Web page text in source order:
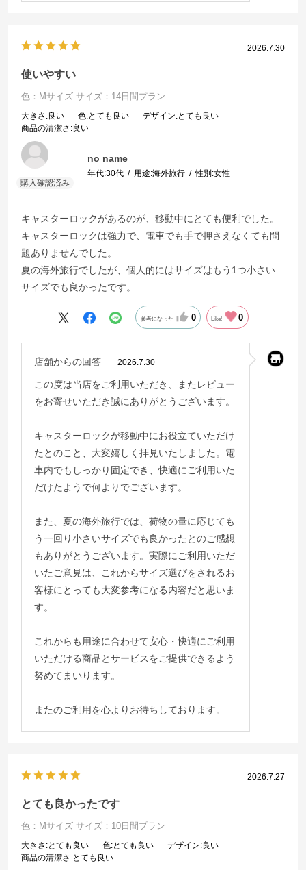
2026.7.30
使いやすい
色：Mサイズ サイズ：14日間プラン
大きさ :良い 色:とても良い デザイン:とても良い
商品の清潔さ :良い
no name
年代:30代 用途:海外旅行 性別:女性
キャスターロックがあるのが、移動中にとても便利でした。
キャスターロックは強力で、電車でも手で押さえなくても問
題ありませんでした。
夏の海外旅行でしたが、個人的にはサイズはもう1つ小さい
サイズでも良かったです。
参考になった 0 Like! 0
店舗からの回答 2026.7.30
この度は当店をご利用いただき、またレビュー
をお寄せいただき誠にありがとうございます。
キャスターロックが移動中にお役立ていただけ
たとのこと、大変嬉しく拝見いたしました。電
車内でもしっかり固定でき、快適にご利用いた
だけたようで何よりでございます。
また、夏の海外旅行では、荷物の量に応じても
う一回り小さいサイズでも良かったとのご感想
もありがとうございます。実際にご利用いただ
いたご意見は、これからサイズ選びをされるお
客様にとっても大変参考になる内容だと思いま
す。
これからも用途に合わせて安心・快適にご利用
いただける商品とサービスをご提供できるよう
努めてまいります。
またのご利用を心よりお待ちしております。
2026.7.27
とても良かったです
色：Mサイズ サイズ：10日間プラン
大きさ :とても良い 色:とても良い デザイン:良い
商品の清潔さ :とても良い